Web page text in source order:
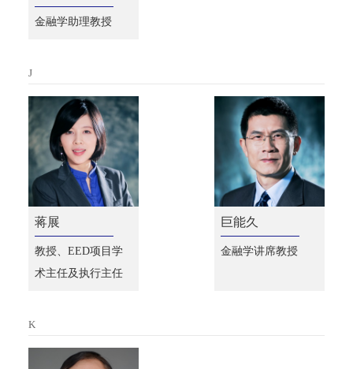
金融学助理教授
J
蒋展
教授、EED项目学
术主任及执行主任
巨能久
金融学讲席教授
K